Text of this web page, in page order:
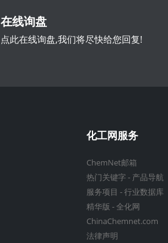
在线询盘
点此在线询盘,我们将尽快给您回复!
化工网服务
ChemNet邮箱
热门关键字- 产品导航
服务项目 -行业数据库
精华版 -全化网
ChinaChemnet.com
法律声明